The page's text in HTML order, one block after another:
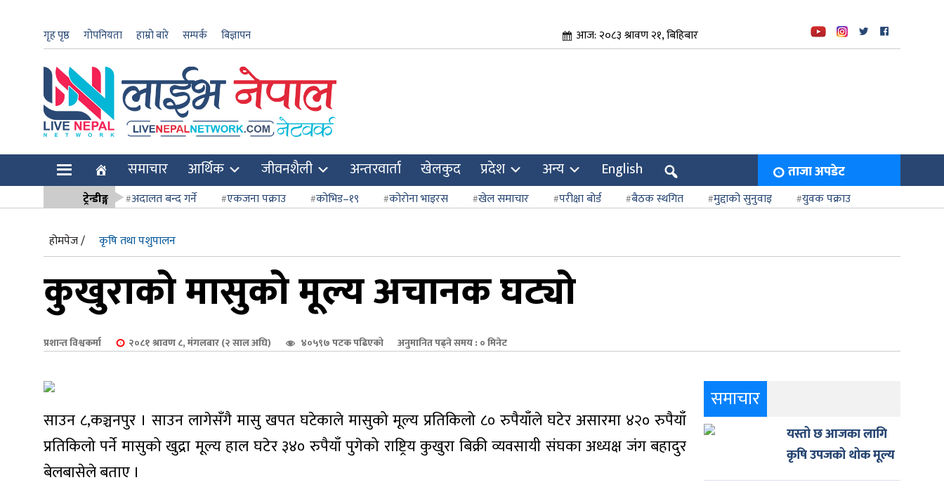
गृह पृष्ठ गोपनियता हाम्रो बारे सम्पर्क बिज्ञापन आज: २०८३ श्रावण २१, बिहिबार
समाचार आर्थिक जीवनशैली अन्तरवार्ता खेलकुद प्रदेश अन्य English ताजा अपडेट
ट्रेन्डीङ्ग अदालत बन्द गर्ने एकजना पक्राउ कोभिड–१९ कोरोना भाइरस खेल समाचार परीक्षा बोर्ड बैठक स्थगित मुद्दाको सुनुवाइ
युवक पक्राउ
होमपेज /
कृषि तथा पशुपालन
कुखुराको मासुको मूल्य अचानक घट्यो
प्रशान्त विश्वकर्मा २०८१ श्रावण ८, मंगलबार (२ साल अघि) ४०५९७ पटक पढिएको अनुमानित पढ्ने समय : ० मिनेट
साउन ८,कञ्चनपुर । साउन लागेसँगै मासु खपत घटेकाले मासुको मूल्य प्रतिकिलो ८० रुपैयाँले घटेर असारमा ४२० रुपैयाँ
प्रतिकिलो पर्ने मासुको खुद्रा मूल्य हाल घटेर ३४० रुपैयाँ पुगेको राष्ट्रिय कुखुरा बिक्री व्यवसायी संघका अध्यक्ष जंग बहादुर
बेलबासेले बताए ।
समाचार
यस्तो छ आजका लागि
कृषि उपजको थोक मूल्य